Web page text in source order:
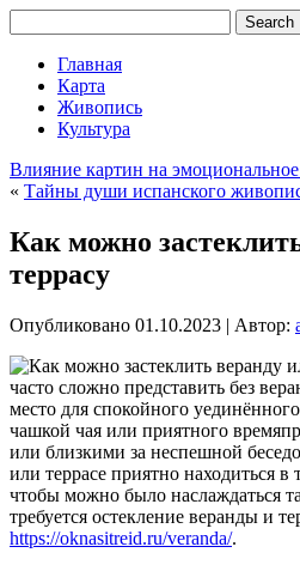
Главная
Карта
Живопись
Культура
Влияние картин на эмоциональное
« Тайны души испанского
Как можно
террасу
Опубликовано 01.10.2023 | Автор:
часто сложно представить без
место для спокойного
чашкой чая или приятного
или близкими за неспешной
или террасе приятно находиться в
чтобы можно было наслаждаться
требуется остекление веранды и
https://oknasitreid.ru/veranda/.